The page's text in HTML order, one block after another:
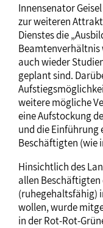
Innensenator
zur weiteren
Dienstes die
Beamtenverhältnis
auch wieder
geplant sind.
weitere mögliche
eine Aufstockung
und die Einführung
Beschäftigten (wie
Hinsichtlich des
allen
(ruhegehaltsfähig)
wollen, wurde
in der Rot-Rot-